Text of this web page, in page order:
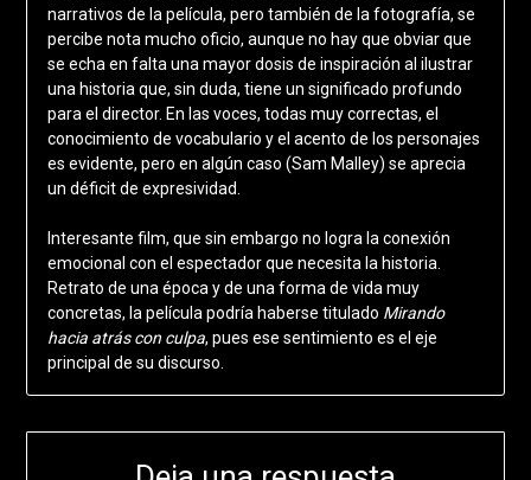
narrativos de la película, pero también de la fotografía, se
percibe nota mucho oficio, aunque no hay que obviar que
se echa en falta una mayor dosis de inspiración al ilustrar
una historia que, sin duda, tiene un significado profundo
para el director. En las voces, todas muy correctas, el
conocimiento de vocabulario y el acento de los personajes
es evidente, pero en algún caso (Sam Malley) se aprecia
un déficit de expresividad.
Interesante film, que sin embargo no logra la conexión
emocional con el espectador que necesita la historia.
Retrato de una época y de una forma de vida muy
concretas, la película podría haberse titulado Mirando
hacia atrás con culpa, pues ese sentimiento es el eje
principal de su discurso.